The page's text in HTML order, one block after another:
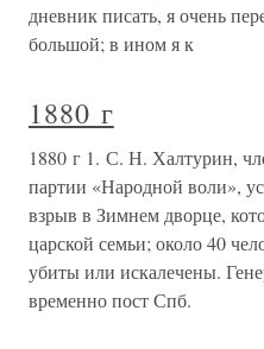
дневник писать, я очень
большой; в ином я к
1880 г
1880 г 1. С. Н. Халтурин,
партии «Народной воли»,
взрыв в Зимнем дворце,
царской семьи; около 40
убиты или искалечены.
временно пост Спб.